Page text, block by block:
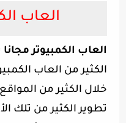
العاب
العاب الكمبيوتر مجانا
الكثير من العاب
خلال الكثير من
تطوير الكثير من تلك